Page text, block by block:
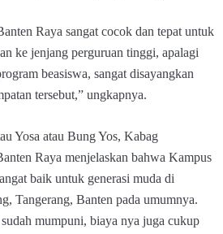
Raya sangat cocok dan tepat untuk
ke jenjang perguruan tinggi, apalagi
beasiswa, sangat disayangkan
tersebut,” ungkapnya.
Yosa atau Bung Yos, Kabag
Raya menjelaskan bahwa Kampus
baik untuk generasi muda di
Tangerang, Banten pada umumnya.
mumpuni, biaya nya juga cukup